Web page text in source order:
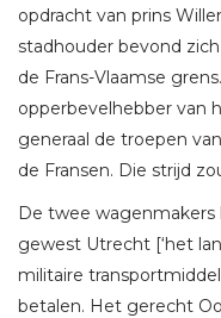
opdracht van prins
stadhouder bevond
de Frans-Vlaamse
opperbevelhebber van
generaal de troepen
de Fransen. Die strijd
De twee
gewest Utrecht [‘het
militaire
betalen. Het gerecht